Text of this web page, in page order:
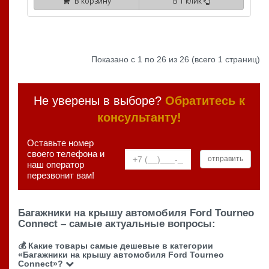
Показано с 1 по 26 из 26 (всего 1 страниц)
Не уверены в выборе? Обратитесь к
консультанту!
Оставьте номер
своего телефона и
наш оператор
перезвонит вам!
Багажники на крышу автомобиля Ford Tourneo
Connect – самые актуальные вопросы:
💰 Какие товары самые дешевые в категории
«Багажники на крышу автомобиля Ford Tourneo
Connect»?